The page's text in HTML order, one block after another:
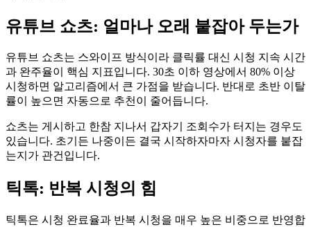
유튜브 쇼츠: 얼마나 오래 붙잡아 두는가
유튜브 쇼츠는 스와이프 방식이라 클릭률 대신 시청 지속 시간
과 완주율이 핵심 지표입니다. 30초 이하 영상에서 80% 이상
시청하면 알고리즘에서 큰 가점을 받습니다. 반대로 초반 이탈
률이 높으면 자동으로 추천이 줄어듭니다.
쇼츠는 게시하고 한참 지나서 갑자기 조회수가 터지는 경우도
있습니다. 초기든 나중이든 결국 시작하자마자 시청자를 붙잡
는지가 관건입니다.
틱톡: 반복 시청의 힘
틱톡은 시청 완료율과 반복 시청을 매우 높은 비중으로 반영합